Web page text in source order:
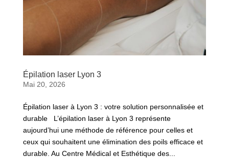
Épilation laser Lyon 3
Mai 20, 2026
Épilation laser à Lyon 3 : votre solution personnalisée et
durable L’épilation laser à Lyon 3 représente
aujourd’hui une méthode de référence pour celles et
ceux qui souhaitent une élimination des poils efficace et
durable. Au Centre Médical et Esthétique des...